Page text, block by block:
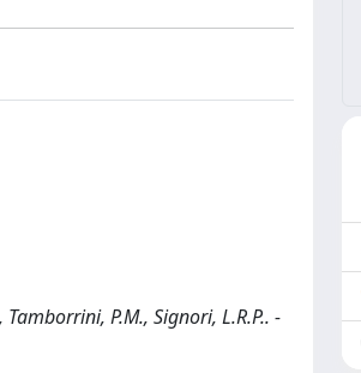
P.M., Signori, L.R.P.. -